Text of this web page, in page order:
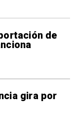
de
gira por